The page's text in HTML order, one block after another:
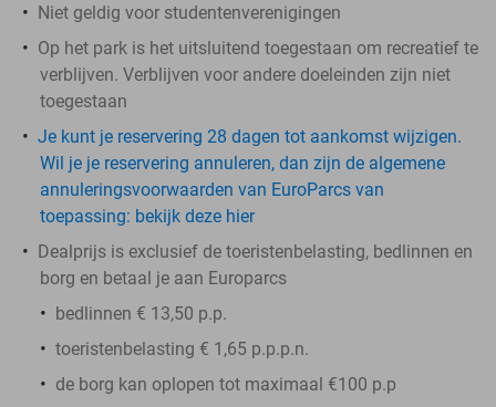
Niet geldig voor studentenverenigingen
Op het park is het uitsluitend toegestaan om recreatief te
verblijven. Verblijven voor andere doeleinden zijn niet
toegestaan
Je kunt je reservering 28 dagen tot aankomst wijzigen.
Wil je je reservering annuleren, dan zijn de algemene
annuleringsvoorwaarden van EuroParcs van
toepassing: bekijk deze hier
Dealprijs is exclusief de toeristenbelasting, bedlinnen en
borg en betaal je aan Europarcs
bedlinnen € 13,50 p.p.
toeristenbelasting € 1,65 p.p.p.n.
de borg kan oplopen tot maximaal €100 p.p